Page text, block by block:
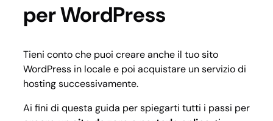
per WordPress
Tieni conto che puoi creare anche il tuo sito
WordPress in locale e poi acquistare un servizio di
hosting successivamente.
Ai fini di questa guida per spiegarti tutti i passi per